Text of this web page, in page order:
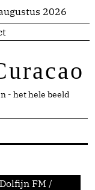
2026
- het hele beeld
FM /